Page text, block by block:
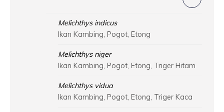
Melichthys indicus
Ikan Kambing, Pogot, Etong
Melichthys niger
Ikan Kambing, Pogot, Etong, Triger Hitam
Melichthys vidua
Ikan Kambing, Pogot, Etong, Triger Kaca